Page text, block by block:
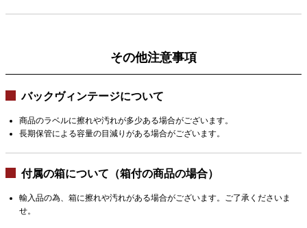
その他注意事項
バックヴィンテージについて
商品のラベルに擦れや汚れが多少ある場合がございます。
長期保管による容量の目減りがある場合がございます。
付属の箱について（箱付の商品の場合）
輸入品の為、箱に擦れや汚れがある場合がございます。ご了承くださいま
せ。